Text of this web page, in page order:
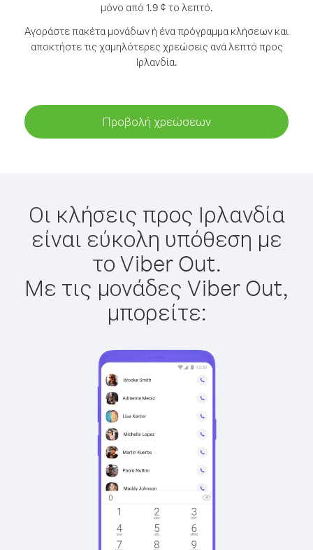
μόνο από 1.9 ¢ το λεπτό.
Αγοράστε πακέτα μονάδων ή ένα πρόγραμμα κλήσεων και
αποκτήστε τις χαμηλότερες χρεώσεις ανά λεπτό προς
Ιρλανδία.
Προβολή χρεώσεων
Οι κλήσεις προς Ιρλανδία
είναι εύκολη υπόθεση με
το Viber Out.
Με τις μονάδες Viber Out,
μπορείτε: